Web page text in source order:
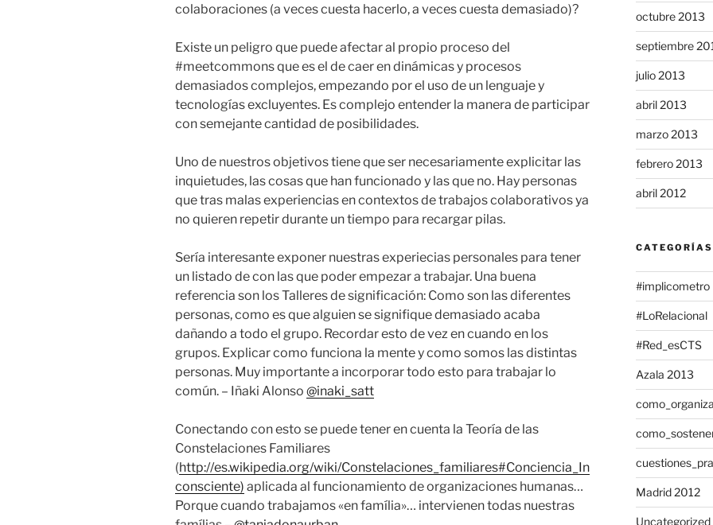
colaboraciones (a veces cuesta hacerlo, a veces cuesta demasiado)?
Existe un peligro que puede afectar al propio proceso del
#meetcommons que es el de caer en dinámicas y procesos
demasiados complejos, empezando por el uso de un lenguaje y
tecnologías excluyentes. Es complejo entender la manera de participar
con semejante cantidad de posibilidades.
Uno de nuestros objetivos tiene que ser necesariamente explicitar las
inquietudes, las cosas que han funcionado y las que no. Hay personas
que tras malas experiencias en contextos de trabajos colaborativos ya
no quieren repetir durante un tiempo para recargar pilas.
Sería interesante exponer nuestras experiecias personales para tener
un listado de con las que poder empezar a trabajar. Una buena
referencia son los Talleres de significación: Como son las diferentes
personas, como es que alguien se signifique demasiado acaba
dañando a todo el grupo. Recordar esto de vez en cuando en los
grupos. Explicar como funciona la mente y como somos las distintas
personas. Muy importante a incorporar todo esto para trabajar lo
común. – Iñaki Alonso @inaki_satt
Conectando con esto se puede tener en cuenta la Teoría de las
Constelaciones Familiares
(http://es.wikipedia.org/wiki/Constelaciones_familiares#Conciencia_In
consciente) aplicada al funcionamiento de organizaciones humanas…
Porque cuando trabajamos «en família»… intervienen todas nuestras
octubre 2013
septiembre
julio 2013
abril 2013
marzo 2013
febrero 2013
abril 2012
CATEGORÍAS
#implicometro
#LoRelacional
#Red_esCTS
Azala 2013
Madrid 2012
Uncategorized